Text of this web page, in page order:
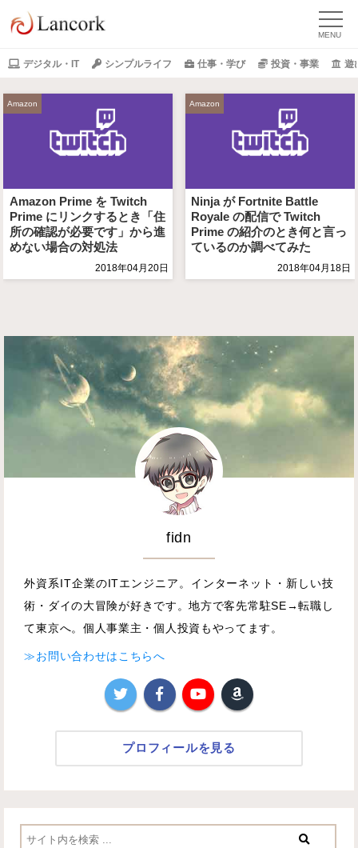
デジタル・IT シンプルライフ 仕事・学び 投資・事業 遊
Amazon
Amazon Prime を Twitch
Prime にリンクするとき「住
所の確認が必要です」から進
めない場合の対処法
2018年04月20日
Amazon
Ninja が Fortnite Battle
Royale の配信で Twitch
Prime の紹介のとき何と言っ
ているのか調べてみた
2018年04月18日
fidn
外資系IT企業のITエンジニア。インターネット・新しい技
術・ダイの大冒険が好きです。地方で客先常駐SE→転職し
て東京へ。個人事業主・個人投資もやってます。
≫お問い合わせはこちらへ
プロフィールを見る